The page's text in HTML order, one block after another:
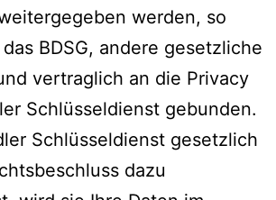
werden, so
BDSG, andere gesetzliche
vertraglich an die Privacy
Schlüsseldienst gebunden.
Schlüsseldienst gesetzlich
dazu